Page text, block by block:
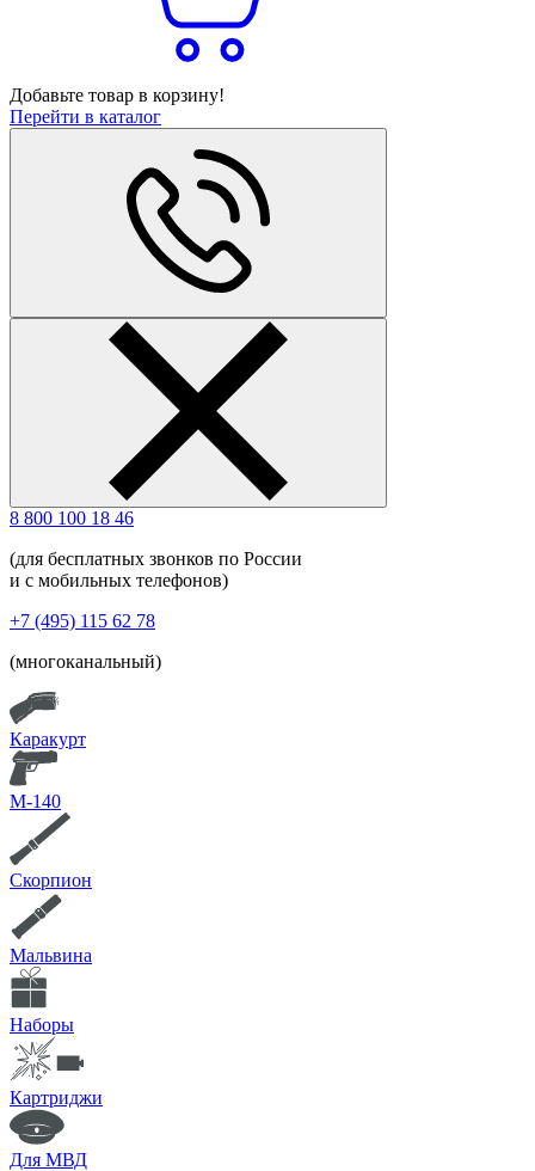
Добавьте товар в корзину!
Перейти в каталог
8 800 100 18 46
(для бесплатных звонков по России
и с мобильных телефонов)
+7 (495) 115 62 78
(многоканальный)
Каракурт
М-140
Скорпион
Мальвина
Наборы
Картриджи
Для МВД